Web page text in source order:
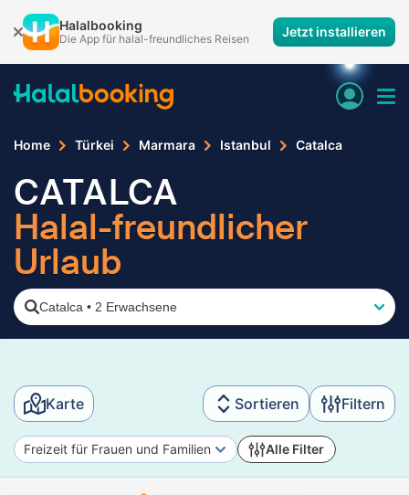
Halalbooking
Die App für halal-freundliches Reisen Jetzt installieren
Home Türkei Marmara Istanbul Catalca
CATALCA
Halal-freundlicher
Urlaub
Catalca • 2 Erwachsene
Karte Sortieren Filtern
Freizeit für Frauen und Familien Alle Filter